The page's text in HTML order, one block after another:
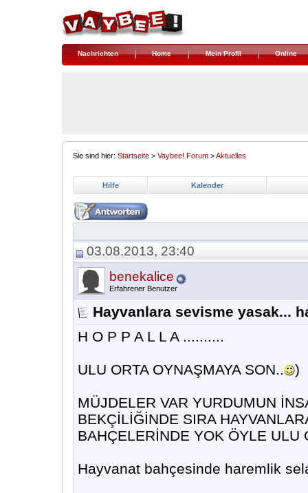
Nachrichten Home Mein Profil Online
Sie sind hier: Startseite > Vaybee! Forum >Aktuelles
Hilfe Kalender
03.08.2013, 23:40
benekalice
Erfahrener Benutzer
Hayvanlara sevisme yasak...
H O P P A L L A ..........
ULU ORTA OYNAŞMAYA SON.. )
MÜJDELER VAR YURDUMUN
BEKÇİLİĞİNDE SIRA
BAHÇELERİNDE YOK ÖYLE ULU
Hayvanat bahçesinde haremlik